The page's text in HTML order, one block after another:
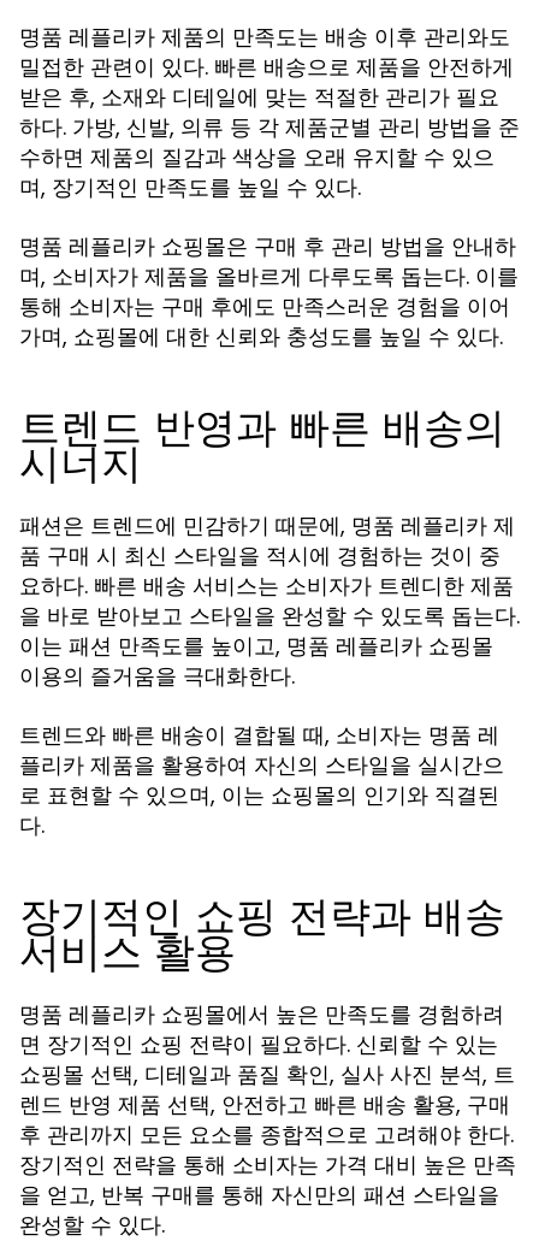
명품 레플리카 제품의 만족도는 배송 이후 관리와도
밀접한 관련이 있다. 빠른 배송으로 제품을 안전하게
받은 후, 소재와 디테일에 맞는 적절한 관리가 필요
하다. 가방, 신발, 의류 등 각 제품군별 관리 방법을 준
수하면 제품의 질감과 색상을 오래 유지할 수 있으
며, 장기적인 만족도를 높일 수 있다.
명품 레플리카 쇼핑몰은 구매 후 관리 방법을 안내하
며, 소비자가 제품을 올바르게 다루도록 돕는다. 이를
통해 소비자는 구매 후에도 만족스러운 경험을 이어
가며, 쇼핑몰에 대한 신뢰와 충성도를 높일 수 있다.
트렌드 반영과 빠른 배송의
시너지
패션은 트렌드에 민감하기 때문에, 명품 레플리카 제
품 구매 시 최신 스타일을 적시에 경험하는 것이 중
요하다. 빠른 배송 서비스는 소비자가 트렌디한 제품
을 바로 받아보고 스타일을 완성할 수 있도록 돕는다.
이는 패션 만족도를 높이고, 명품 레플리카 쇼핑몰
이용의 즐거움을 극대화한다.
트렌드와 빠른 배송이 결합될 때, 소비자는 명품 레
플리카 제품을 활용하여 자신의 스타일을 실시간으
로 표현할 수 있으며, 이는 쇼핑몰의 인기와 직결된
다.
장기적인 쇼핑 전략과 배송
서비스 활용
명품 레플리카 쇼핑몰에서 높은 만족도를 경험하려
면 장기적인 쇼핑 전략이 필요하다. 신뢰할 수 있는
쇼핑몰 선택, 디테일과 품질 확인, 실사 사진 분석, 트
렌드 반영 제품 선택, 안전하고 빠른 배송 활용, 구매
후 관리까지 모든 요소를 종합적으로 고려해야 한다.
장기적인 전략을 통해 소비자는 가격 대비 높은 만족
을 얻고, 반복 구매를 통해 자신만의 패션 스타일을
완성할 수 있다.